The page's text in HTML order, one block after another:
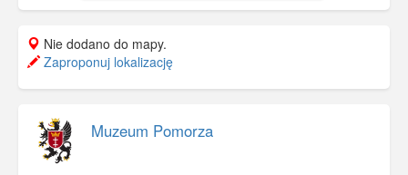
szachulcowej.
Nie dodano do mapy.
Zaproponuj lokalizację
Muzeum Pomorza